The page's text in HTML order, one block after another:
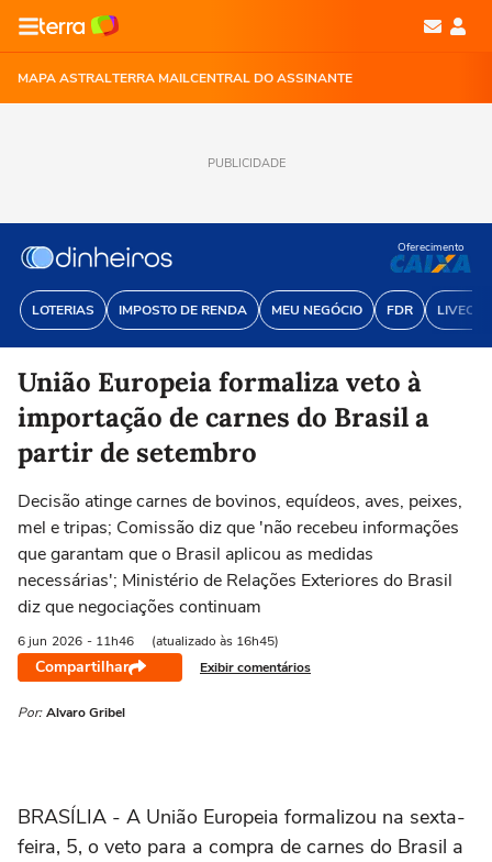
MAPA ASTRALTERRA MAILCENTRAL DO ASSINANTE
PUBLICIDADE
LOTERIAS IMPOSTO DE RENDA MEU NEGÓCIO FDR
Oferecimento
União Europeia formaliza veto à
importação de carnes do Brasil a
partir de setembro
Decisão atinge carnes de bovinos, equídeos, aves, peixes,
mel e tripas; Comissão diz que 'não recebeu informações
que garantam que o Brasil aplicou as medidas
necessárias'; Ministério de Relações Exteriores do Brasil
diz que negociações continuam
6 jun 2026 - 11h46 (atualizado às 16h45)
Compartilhar Exibir comentários
Por: Alvaro Gribel
BRASÍLIA - A União Europeia formalizou na sexta-
feira, 5, o veto para a compra de carnes do Brasil a